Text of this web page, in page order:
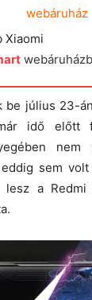
Xiaomi
be július 23-
idő előtt
nem
sem
a Redmi